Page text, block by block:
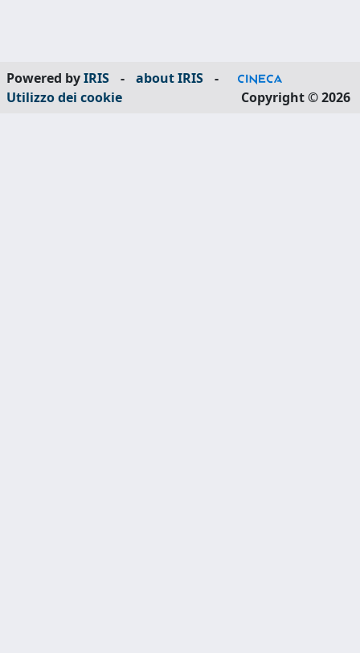
Powered byIRIS - about IRIS
-
Utilizzo dei cookie
Copyright © 2026